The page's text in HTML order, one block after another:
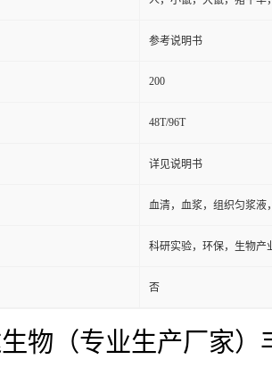
参考说明书
200
48T/96T
详见说明书
血清，血浆，组织匀浆液
科研实验，环保，生物产
否
物（专业生产厂家